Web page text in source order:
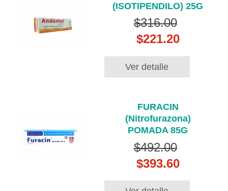
(ISOTIPENDILO) 25G
$316.00
$221.20
Ver detalle
FURACIN
(Nitrofurazona)
POMADA 85G
$492.00
$393.60